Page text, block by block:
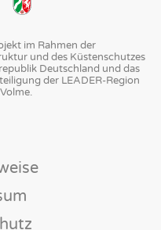
im Rahmen der
und des Küstenschutzes
Deutschland und das
der LEADER-Region